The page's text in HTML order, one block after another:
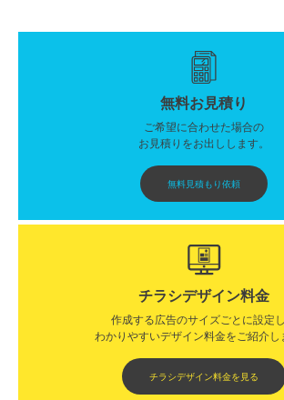
無料お見積り
ご希望に合わせた場合の
お見積りをお出しします。
無料見積もり依頼
チラシデザイン料金
作成する広告のサイズごとに設定
わかりやすいデザイン料金をご紹介し
チラシデザイン料金を見る